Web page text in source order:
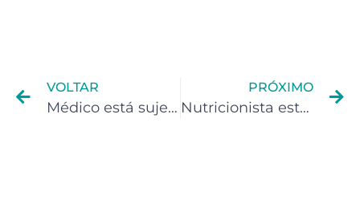
VOLTAR
Médico está sujeito a pagar IR ?
PRÓXIMO
Nutricionista está sujeito a pagar IR?